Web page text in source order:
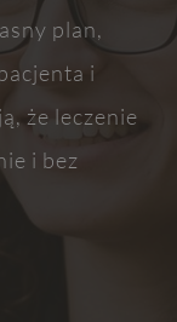
plan,
i
że leczenie
i bez